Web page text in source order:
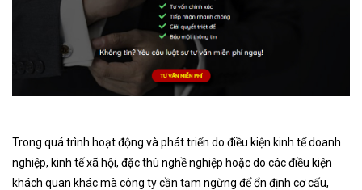
Trong quá trình hoạt động và phát triển do điều kiện kinh tế doanh
nghiệp, kinh tế xã hội, đặc thù nghề nghiệp hoặc do các điều kiện
khách quan khác mà công ty cần tạm ngừng để ổn định cơ cấu,